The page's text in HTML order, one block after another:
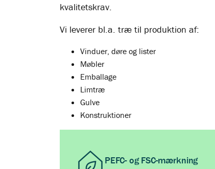
kvalitetskrav.
Vi leverer bl.a. træ til produktion af:
Vinduer, døre og lister
Møbler
Emballage
Limtræ
Gulve
Konstruktioner
PEFC- og FSC-mærkning